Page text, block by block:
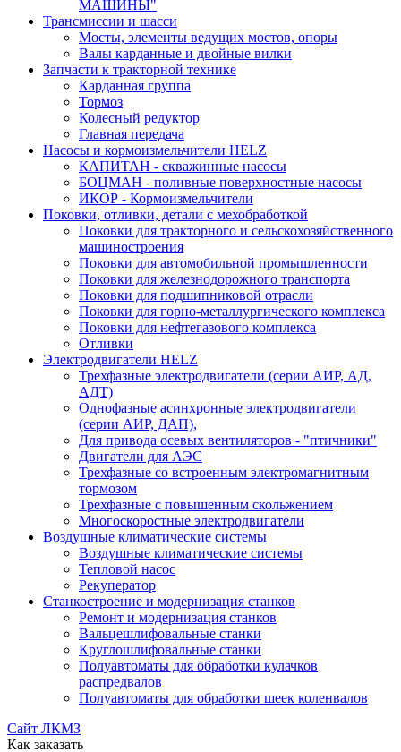
МАШИНЫ"
Трансмиссии и шасси
Мосты, элементы ведущих мостов, опоры
Валы карданные и двойные вилки
Запчасти к тракторной технике
Карданная группа
Тормоз
Колесный редуктор
Главная передача
Насосы и кормоизмельчители HELZ
КАПИТАН - скважинные насосы
БОЦМАН - поливные поверхностные насосы
ИКОР - Кормоизмельчители
Поковки, отливки, детали с мехобработкой
Поковки для тракторного и сельскохозяйственного
машиностроения
Поковки для автомобильной промышленности
Поковки для железнодорожного транспорта
Поковки для подшипниковой отрасли
Поковки для горно-металлургического комплекса
Поковки для нефтегазового комплекса
Отливки
Электродвигатели HELZ
Трехфазные электродвигатели (серии АИР, АД,
АДТ)
Однофазные асинхронные электродвигатели
(серии АИР, ДАП),
Для привода осевых вентиляторов - "птичники"
Двигатели для АЭС
Трехфазные со встроенным электромагнитным
тормозом
Трехфазные с повышенным скольжением
Многоскоростные электродвигатели
Воздушные климатические системы
Воздушные климатические системы
Тепловой насос
Рекуператор
Станкостроение и модернизация станков
Ремонт и модернизация станков
Вальцешлифовальные станки
Круглошлифовальные станки
Полуавтоматы для обработки кулачков
распредвалов
Полуавтоматы для обработки шеек коленвалов
Сайт ЛКМЗ
Как заказать